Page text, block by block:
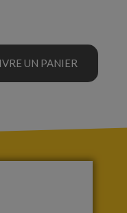
UN PANIER